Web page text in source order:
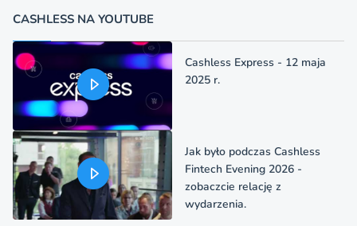
CASHLESS NA YOUTUBE
Cashless Express - 12 maja
2025 r.
Jak było podczas Cashless
Fintech Evening 2026 -
zobaczcie relację z
wydarzenia.